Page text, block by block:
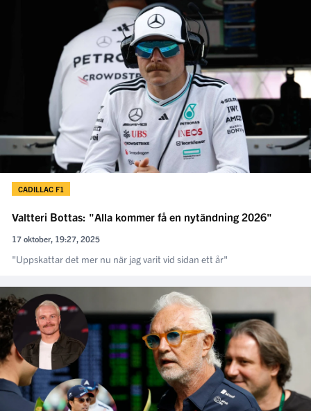
CADILLAC F1
Valtteri Bottas: "Alla kommer få en nytändning 2026"
17 oktober, 19:27, 2025
"Uppskattar det mer nu när jag varit vid sidan ett år"